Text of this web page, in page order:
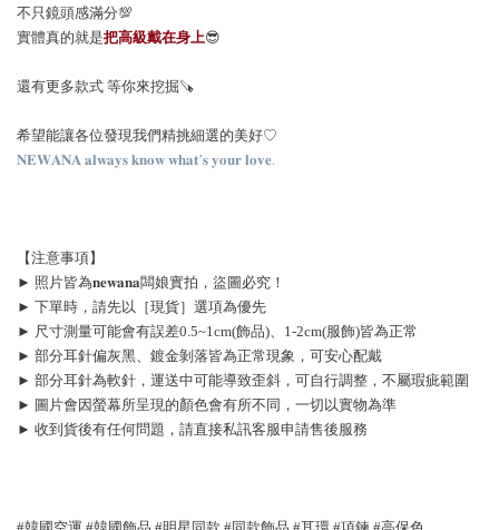
不只鏡頭感滿分💯
實體真的就是把高級戴在身上😎
還有更多款式 等你來挖掘🪚
希望能讓各位發現我們精挑細選的美好♡
𝐍𝐄𝐖𝐀𝐍𝐀 𝐚𝐥𝐰𝐚𝐲𝐬 𝐤𝐧𝐨𝐰 𝐰𝐡𝐚𝐭’𝐬 𝐲𝐨𝐮𝐫 𝐥𝐨𝐯𝐞.
【注意事項】
► 照片皆為𝐧𝐞𝐰𝐚𝐧𝐚闆娘實拍，盜圖必究！
► 下單時，請先以［現貨］選項為優先
► 尺寸測量可能會有誤差0.5~1cm(飾品)、1-2cm(服飾)皆為正常
► 部分耳針偏灰黑、鍍金剝落皆為正常現象，可安心配戴
► 部分耳針為軟針，運送中可能導致歪斜，可自行調整，不屬瑕疵範圍
► 圖片會因螢幕所呈現的顏色會有所不同，一切以實物為準
► 收到貨後有任何問題，請直接私訊客服申請售後服務